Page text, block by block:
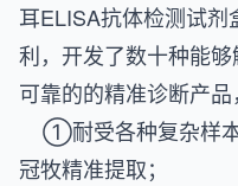
耳ELISA抗体检测试
利，开发了数十种能
可靠的的精准诊断产品
①耐受各种复杂样本
冠牧精准提取；